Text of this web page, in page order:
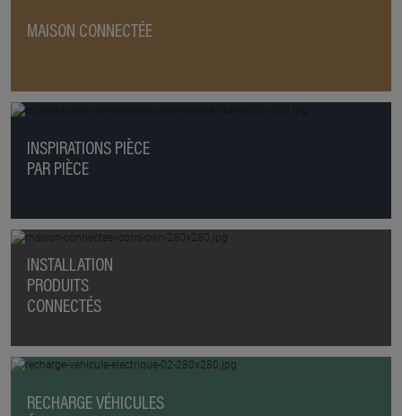
MAISON CONNECTÉE
INSPIRATIONS PIÈCE
PAR PIÈCE
INSTALLATION
PRODUITS
CONNECTÉS
RECHARGE VÉHICULES